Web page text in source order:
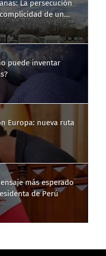
La persecución
de un
puede inventar
Europa: nueva ruta
más esperado
de Perú